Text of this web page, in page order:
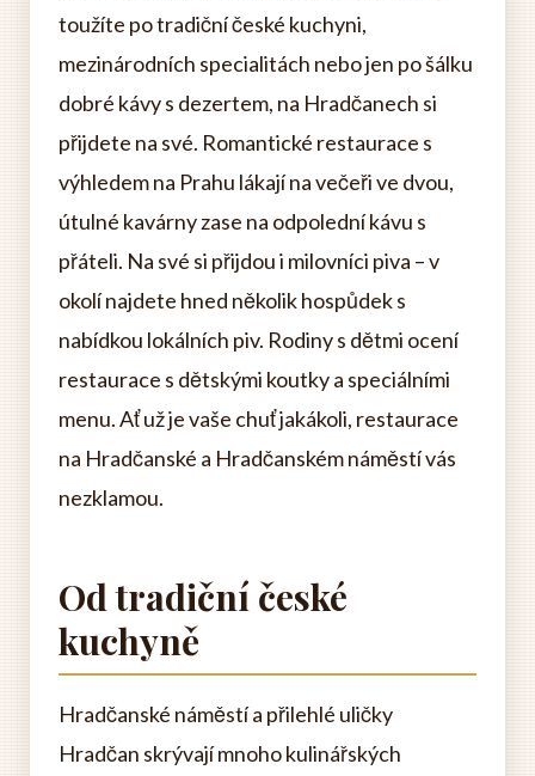
toužíte po tradiční české kuchyni,
mezinárodních specialitách nebo jen po šálku
dobré kávy s dezertem, na Hradčanech si
přijdete na své. Romantické restaurace s
výhledem na Prahu lákají na večeři ve dvou,
útulné kavárny zase na odpolední kávu s
přáteli. Na své si přijdou i milovníci piva – v
okolí najdete hned několik hospůdek s
nabídkou lokálních piv. Rodiny s dětmi ocení
restaurace s dětskými koutky a speciálními
menu. Ať už je vaše chuť jakákoli, restaurace
na Hradčanské a Hradčanském náměstí vás
nezklamou.
Od tradiční české
kuchyně
Hradčanské náměstí a přilehlé uličky
Hradčan skrývají mnoho kulinářských